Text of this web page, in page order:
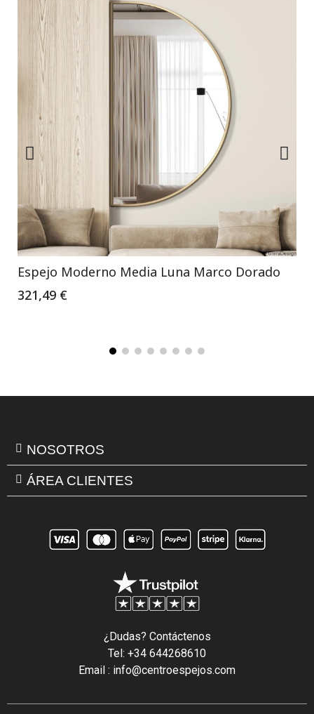
Espejo Moderno Media Luna Marco Dorado
321,49 €
NOSOTROS
ÁREA CLIENTES
¿Dudas? Contáctenos
Tel: +34 644268610
Email : info@centroespejos.com